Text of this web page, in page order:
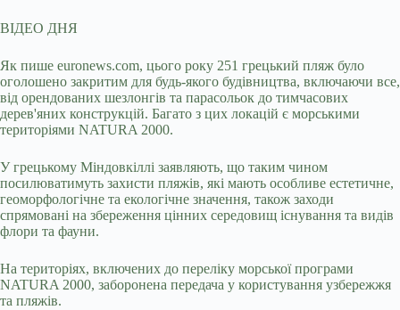
ВІДЕО ДНЯ
Як пише euronews.com, цього року 251 грецький пляж було
оголошено закритим для будь-якого будівництва, включаючи все,
від орендованих шезлонгів та парасольок до тимчасових
дерев'яних конструкцій. Багато з цих локацій є морськими
територіями NATURA 2000.
У грецькому Міндовкіллі заявляють, що таким чином
посилюватимуть захисти пляжів, які мають особливе естетичне,
геоморфологічне та екологічне значення, також заходи
спрямовані на збереження цінних середовищ існування та видів
флори та фауни.
На територіях, включених до переліку морської програми
NATURA 2000, заборонена передача у користування узбережжя
та пляжів.